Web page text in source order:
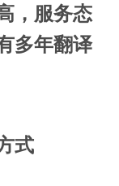
，服务态
多年翻译
式